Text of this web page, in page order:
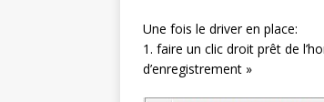
Une fois le driver en place:
1. faire un clic droit prêt de
d’enregistrement »